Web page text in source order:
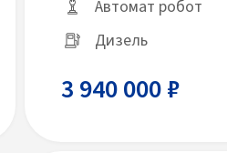
Автомат робот
Дизель
3 940 000 ₽